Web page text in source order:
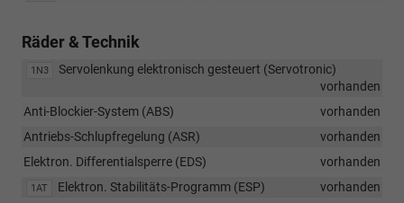
Räder & Technik
1N3
Servolenkung elektronisch gesteuert (Servotronic)
vorhanden
Anti-Blockier-System (ABS)
vorhanden
Antriebs-Schlupfregelung (ASR)
vorhanden
Elektron. Differentialsperre (EDS)
vorhanden
1AT Elektron. Stabilitäts-Programm (ESP) vorhanden